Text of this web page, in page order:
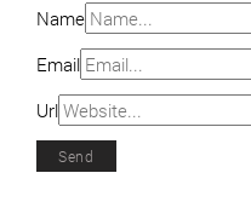
Name
Email
Url